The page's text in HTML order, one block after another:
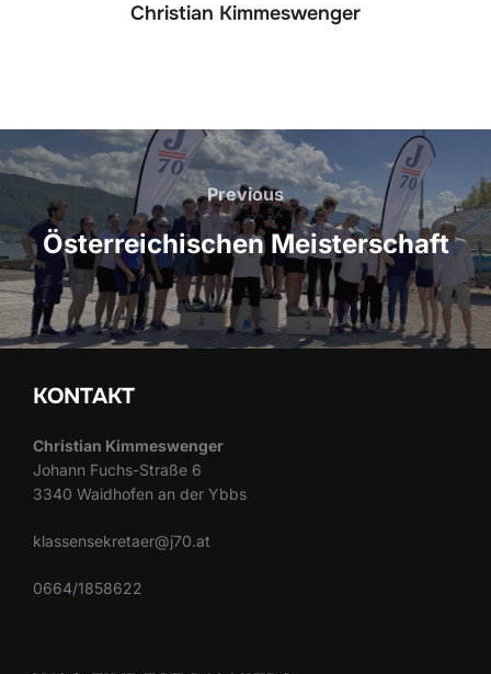
Christian Kimmeswenger
Beitragsnavigation
Previous
Previous
Österreichischen Meisterschaft
KONTAKT
Christian Kimmeswenger
Johann Fuchs-Straße 6
3340 Waidhofen an der Ybbs
klassensekretaer@j70.at
0664/1858622